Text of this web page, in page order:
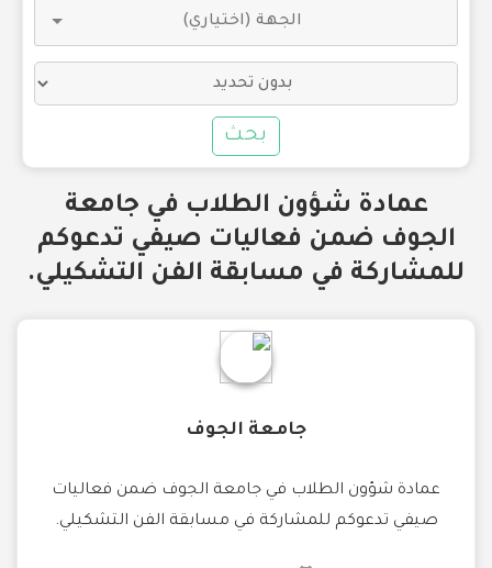
بحث
عمادة شؤون الطلاب في جامعة
الجوف ضمن فعاليات صيفي تدعوكم
للمشاركة في مسابقة الفن التشكيلي.
جامعة الجوف
عمادة شؤون الطلاب في جامعة الجوف ضمن فعاليات
صيفي تدعوكم للمشاركة في مسابقة الفن التشكيلي.